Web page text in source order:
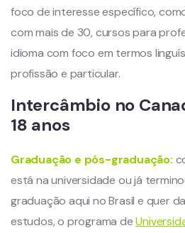
foco de interesse específico,
com mais de 30, cursos para
idioma com foco em termos
profissão e particular.
Intercâmbio no
18 anos
Graduação e pós-graduação:
está na universidade ou já
graduação aqui no Brasil e quer
estudos, o programa de